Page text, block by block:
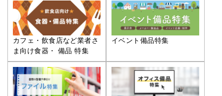
カフェ・飲食店など業者さ
ま向け食器・ 備品 特集
イベント備品特集